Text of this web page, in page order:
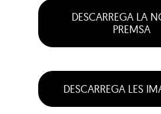
DESCARREGA LA
PREMSA
DESCARREGA LES